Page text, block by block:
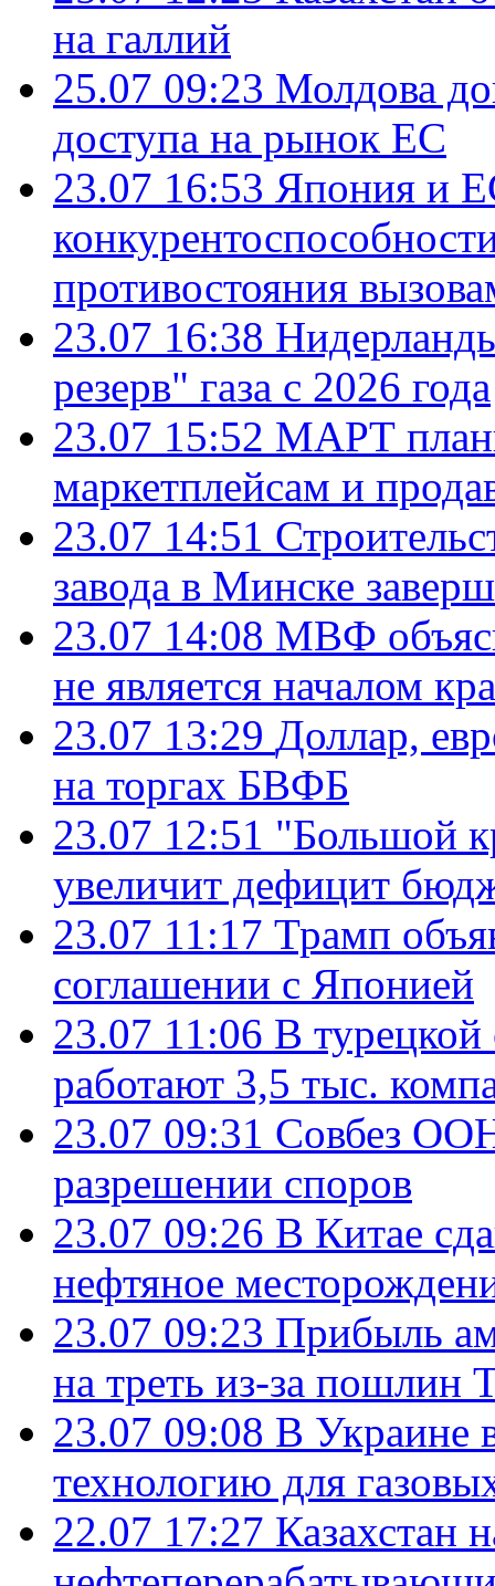
на галлий
25.07 09:23 Молдова
доступа на рынок ЕС
23.07 16:53 Япония и
противостояния
23.07 16:38
резерв" газа с 2026 года
23.07 15:52 МАРТ
маркетплейсам и
23.07 14:51
завода в Минске
23.07 14:08 МВФ
не является началом
23.07 13:29 Доллар,
на торгах БВФБ
23.07 12:51 "Большой
увеличит дефицит
23.07 11:17 Трамп
соглашении с Японией
23.07 11:06 В
работают 3,5 тыс.
23.07 09:31 Совбез
разрешении споров
23.07 09:26 В Китае
нефтяное
23.07 09:23 Прибыль
на треть из-за пошлин
23.07 09:08 В Украине
технологию для
22.07 17:27 Казахстан